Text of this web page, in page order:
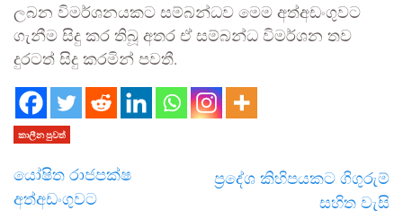
ලබන විමර්ශනයකට සම්බන්ධව මෙම අත්අඩංගුවට
ගැනීම සිදු කර තිබූ අතර ඒ සම්බන්ධ විමර්ශන තව
දුරටත් සිදු කරමින් පවතී.
කාලීන පුවත්
යෝෂිත රාජපක්ෂ
අත්අඩංගුවට
ප්‍රදේශ කිහිපයකට ගිගුරුම්
සහිත වැසි